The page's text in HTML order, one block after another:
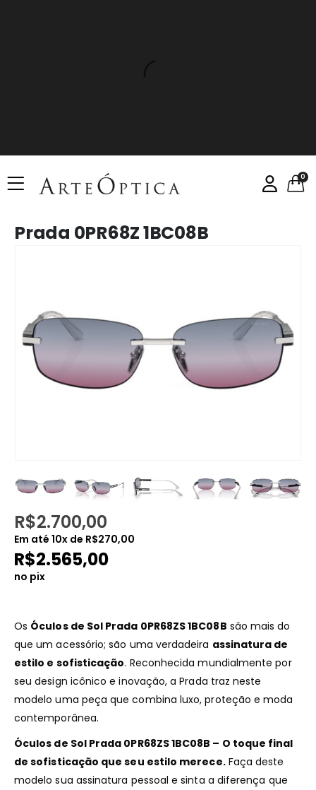
0
Prada 0PR68Z 1BC08B
R$2.700,00
Em até 10x de R$270,00
R$2.565,00
no pix
Os Óculos de Sol Prada 0PR68ZS 1BC08B são mais do
que um acessório; são uma verdadeira assinatura de
estilo e sofisticação. Reconhecida mundialmente por
seu design icônico e inovação, a Prada traz neste
modelo uma peça que combina luxo, proteção e moda
contemporânea.
Óculos de Sol Prada 0PR68ZS 1BC08B – O toque final
de sofisticação que seu estilo merece.Faça deste
modelo sua assinatura pessoal e sinta a diferença que